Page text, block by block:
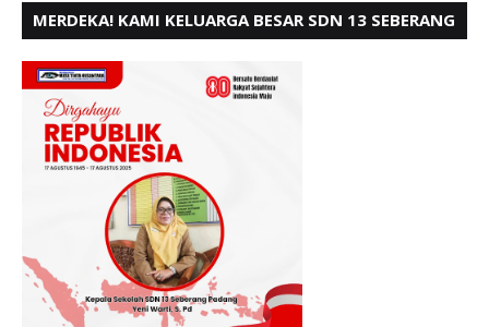
MERDEKA! KAMI KELUARGA BESAR SDN 13 SEBERANG